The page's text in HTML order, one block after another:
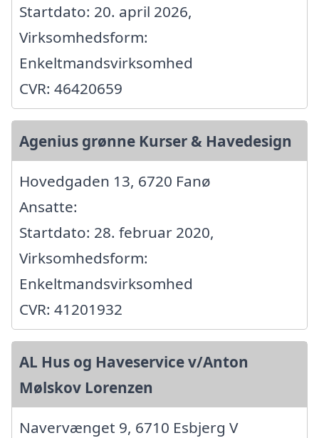
Startdato: 20. april 2026,
Virksomhedsform:
Enkeltmandsvirksomhed
CVR: 46420659
Agenius grønne Kurser & Havedesign
Hovedgaden 13, 6720 Fanø
Ansatte:
Startdato: 28. februar 2020,
Virksomhedsform:
Enkeltmandsvirksomhed
CVR: 41201932
AL Hus og Haveservice v/Anton
Mølskov Lorenzen
Navervænget 9, 6710 Esbjerg V